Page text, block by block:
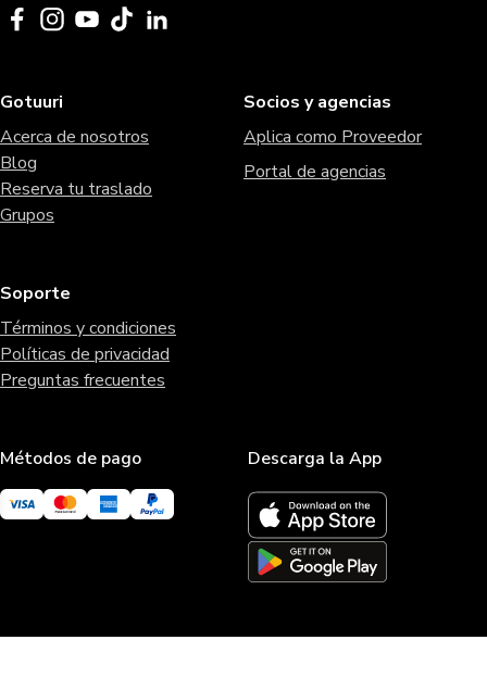
Gotuuri
Acerca de nosotros
Blog
Reserva tu traslado
Grupos
Socios y agencias
Aplica como Proveedor
Portal de agencias
Soporte
Términos y condiciones
Políticas de privacidad
Preguntas frecuentes
Métodos de pago Descarga la App